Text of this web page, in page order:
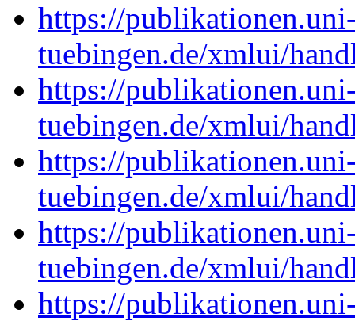
https://
tuebingen.de/xmlui/
https://
tuebingen.de/xmlui/
https://
tuebingen.de/xmlui/
https://
tuebingen.de/xmlui/
https://